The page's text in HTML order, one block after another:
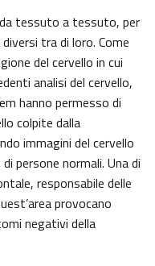
tessuto a tessuto, per
tra di loro. Come
del cervello in cui
analisi del cervello,
hanno permesso di
colpite dalla
immagini del cervello
persone normali. Una di
responsabile delle
provocano
negativi della